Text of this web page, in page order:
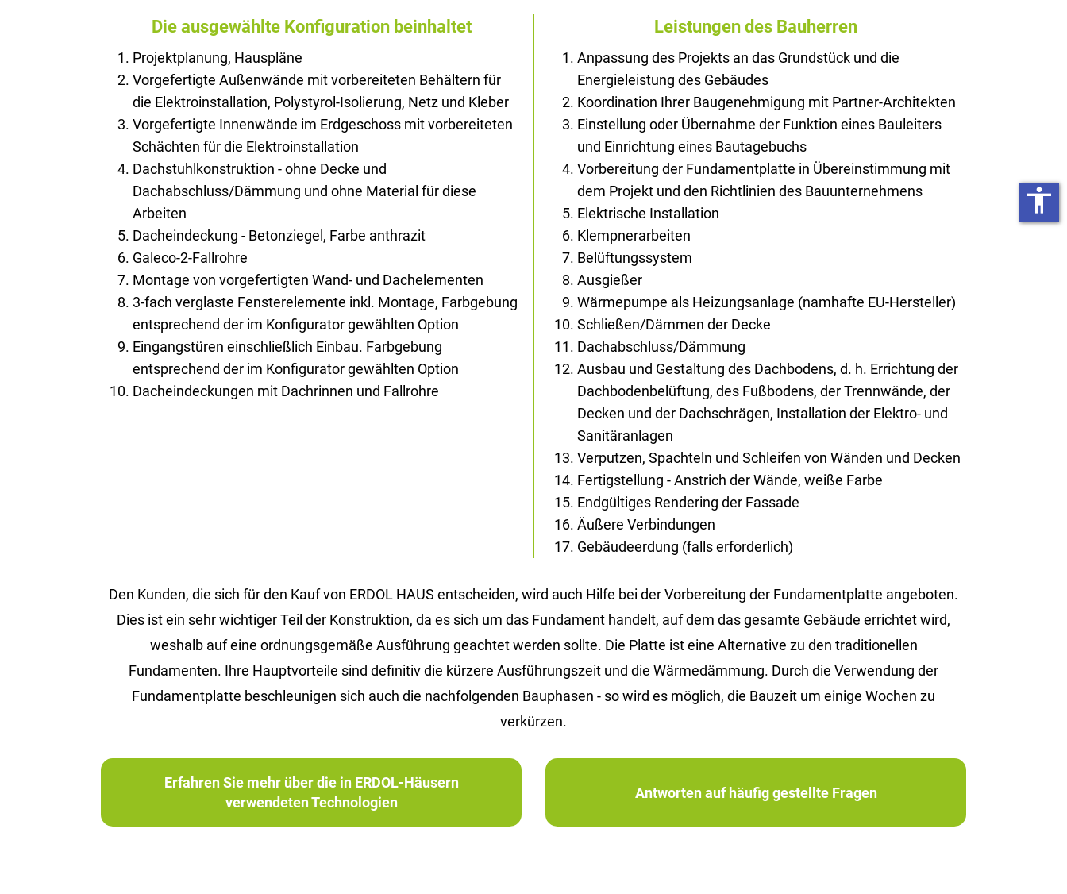
Die ausgewählte Konfiguration beinhaltet
Projektplanung, Hauspläne
Vorgefertigte Außenwände mit vorbereiteten Behältern für
die Elektroinstallation, Polystyrol-Isolierung, Netz und Kleber
Vorgefertigte Innenwände im Erdgeschoss mit vorbereiteten
Schächten für die Elektroinstallation
Dachstuhlkonstruktion - ohne Decke und
Dachabschluss/Dämmung und ohne Material für diese
Arbeiten
Dacheindeckung - Betonziegel, Farbe anthrazit
Galeco-2-Fallrohre
Montage von vorgefertigten Wand- und Dachelementen
3-fach verglaste Fensterelemente inkl. Montage, Farbgebung
entsprechend der im Konfigurator gewählten Option
Eingangstüren einschließlich Einbau. Farbgebung
entsprechend der im Konfigurator gewählten Option
Dacheindeckungen mit Dachrinnen und Fallrohre
Leistungen des Bauherren
Anpassung des Projekts an das Grundstück und die
Energieleistung des Gebäudes
Koordination Ihrer Baugenehmigung mit Partner-Architekten
Einstellung oder Übernahme der Funktion eines Bauleiters
und Einrichtung eines Bautagebuchs
Vorbereitung der Fundamentplatte in Übereinstimmung mit
dem Projekt und den Richtlinien des Bauunternehmens
Elektrische Installation
Klempnerarbeiten
Belüftungssystem
Ausgießer
Wärmepumpe als Heizungsanlage (namhafte EU-Hersteller)
Schließen/Dämmen der Decke
Dachabschluss/Dämmung
Ausbau und Gestaltung des Dachbodens, d. h. Errichtung der
Dachbodenbelüftung, des Fußbodens, der Trennwände, der
Decken und der Dachschrägen, Installation der Elektro- und
Sanitäranlagen
Verputzen, Spachteln und Schleifen von Wänden und Decken
Fertigstellung - Anstrich der Wände, weiße Farbe
Endgültiges Rendering der Fassade
Äußere Verbindungen
Gebäudeerdung (falls erforderlich)
Den Kunden, die sich für den Kauf von ERDOL HAUS entscheiden, wird auch Hilfe bei der Vorbereitung der Fundamentplatte angeboten.
Dies ist ein sehr wichtiger Teil der Konstruktion, da es sich um das Fundament handelt, auf dem das gesamte Gebäude errichtet wird,
weshalb auf eine ordnungsgemäße Ausführung geachtet werden sollte. Die Platte ist eine Alternative zu den traditionellen
Fundamenten. Ihre Hauptvorteile sind definitiv die kürzere Ausführungszeit und die Wärmedämmung. Durch die Verwendung der
Fundamentplatte beschleunigen sich auch die nachfolgenden Bauphasen - so wird es möglich, die Bauzeit um einige Wochen zu
verkürzen.
Erfahren Sie mehr über die in ERDOL-Häusern
verwendeten Technologien
Antworten auf häufig gestellte Fragen
accessibility